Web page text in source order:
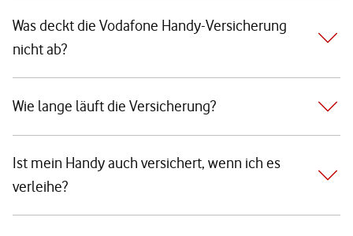
Was deckt die Vodafone Handy-Versicherung
nicht ab?
Wie lange läuft die Versicherung?
Ist mein Handy auch versichert, wenn ich es
verleihe?